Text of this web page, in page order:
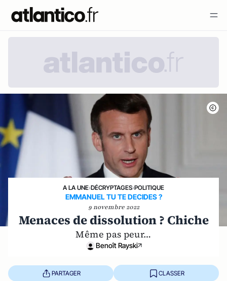
A LA UNE›DÉCRYPTAGES›POLITIQUE
EMMANUEL TU TE DECIDES ?
9 novembre 2022
Menaces de dissolution ? Chiche
Même pas peur…
Benoît Rayski
PARTAGER CLASSER